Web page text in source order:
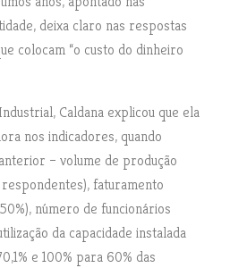
deixa claro nas respostas
colocam “o custo do dinheiro
Caldana explicou que ela
nos indicadores, quando
– volume de produção
faturamento
número de funcionários
da capacidade instalada
e 100% para 60% das